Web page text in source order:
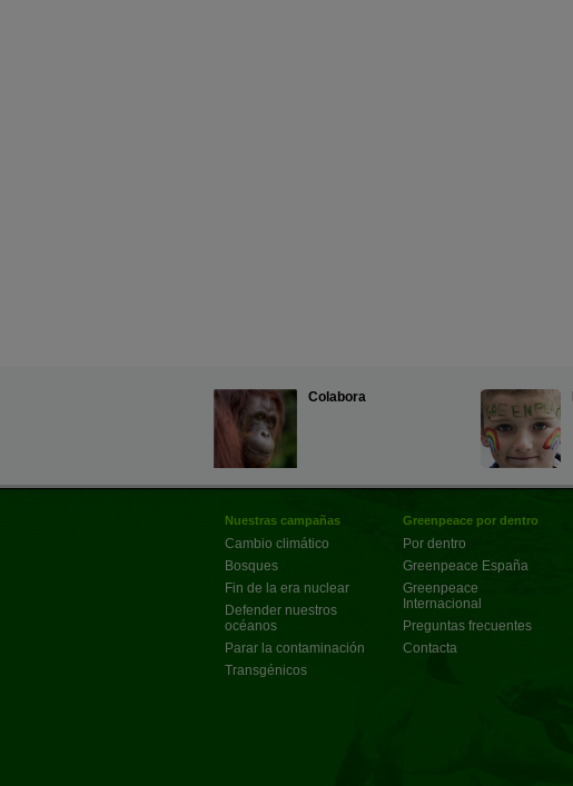
Colabora
Nuestras campañas
Cambio climático
Bosques
Fin de la era nuclear
Defender nuestros
océanos
Parar la contaminación
Transgénicos
Greenpeace por dentro
Por dentro
Greenpeace España
Greenpeace
Internacional
Preguntas frecuentes
Contacta